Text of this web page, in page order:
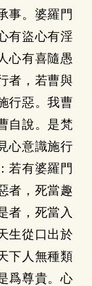
事。婆羅門
有盜心有淫
心有喜隨愚
者，若曹與
行惡。我曹
自說。是梵
心意識施行
若有婆羅門
者，死當趣
者，死當入
生從口出於
下人無種類
爲尊貴。心